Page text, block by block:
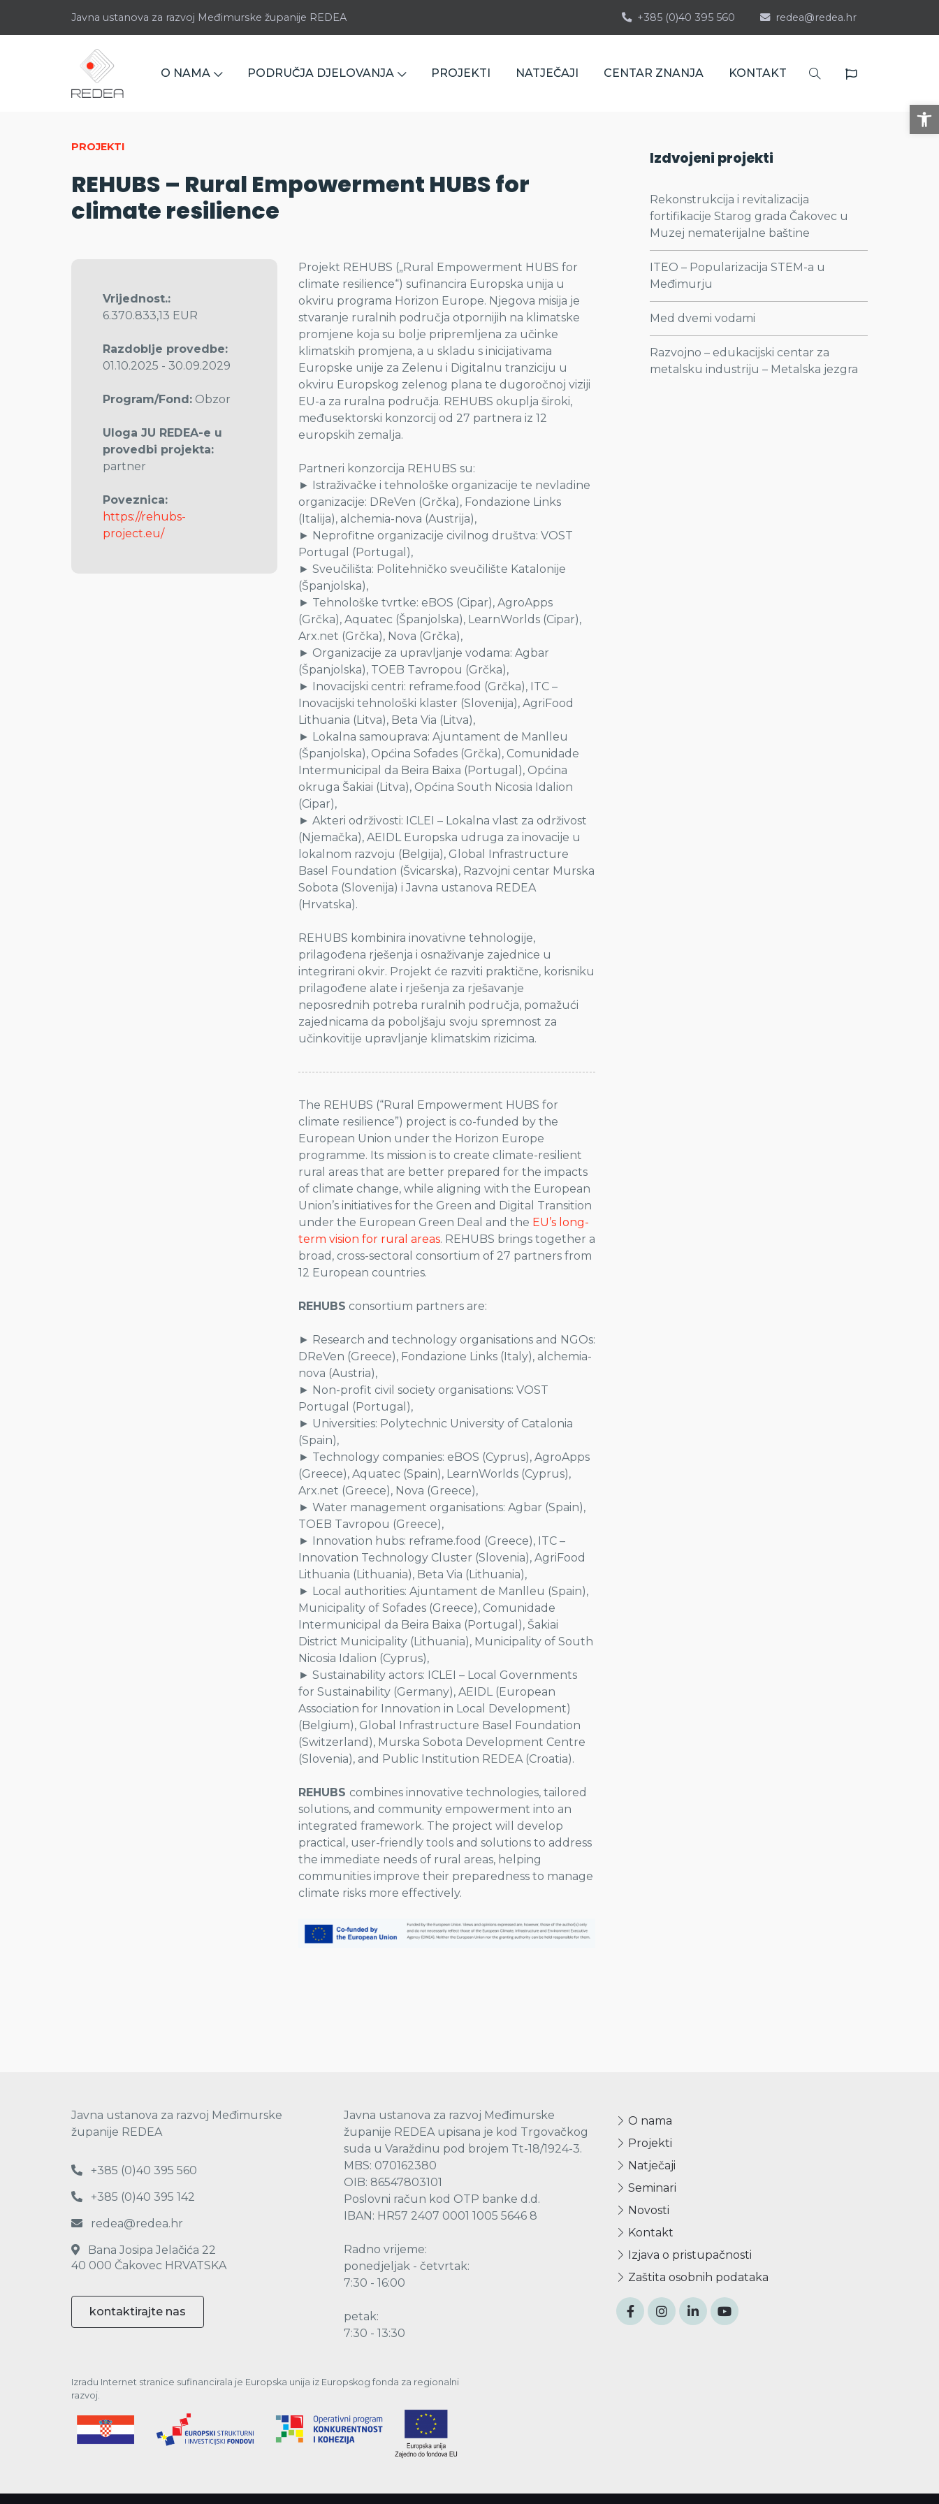
Javna ustanova za razvoj Međimurske županije REDEA +385 (0)40 395 560 redea@redea.hr
O NAMA PODRUČJA DJELOVANJA PROJEKTI NATJEČAJI CENTAR ZNANJA KONTAKT
PROJEKTI
REHUBS – Rural Empowerment HUBS for
climate resilience
Vrijednost.:
6.370.833,13 EUR
Razdoblje provedbe:
01.10.2025 - 30.09.2029
Program/Fond: Obzor
Uloga JU REDEA-e u
provedbi projekta:
partner
Poveznica:
https://rehubs-
project.eu/
Projekt REHUBS („Rural Empowerment HUBS for
climate resilience“) sufinancira Europska unija u
okviru programa Horizon Europe. Njegova misija je
stvaranje ruralnih područja otpornijih na klimatske
promjene koja su bolje pripremljena za učinke
klimatskih promjena, a u skladu s inicijativama
Europske unije za Zelenu i Digitalnu tranziciju u
okviru Europskog zelenog plana te dugoročnoj viziji
EU-a za ruralna područja. REHUBS okuplja široki,
međusektorski konzorcij od 27 partnera iz 12
europskih zemalja.
Partneri konzorcija REHUBS su:
► Istraživačke i tehnološke organizacije te nevladine
organizacije: DReVen (Grčka), Fondazione Links
(Italija), alchemia-nova (Austrija),
► Neprofitne organizacije civilnog društva: VOST
Portugal (Portugal),
► Sveučilišta: Politehničko sveučilište Katalonije
(Španjolska),
► Tehnološke tvrtke: eBOS (Cipar), AgroApps
(Grčka), Aquatec (Španjolska), LearnWorlds (Cipar),
Arx.net (Grčka), Nova (Grčka),
► Organizacije za upravljanje vodama: Agbar
(Španjolska), TOEB Tavropou (Grčka),
► Inovacijski centri: reframe.food (Grčka), ITC –
Inovacijski tehnološki klaster (Slovenija), AgriFood
Lithuania (Litva), Beta Via (Litva),
► Lokalna samouprava: Ajuntament de Manlleu
(Španjolska), Općina Sofades (Grčka), Comunidade
Intermunicipal da Beira Baixa (Portugal), Općina
okruga Šakiai (Litva), Općina South Nicosia Idalion
(Cipar),
► Akteri održivosti: ICLEI – Lokalna vlast za održivost
(Njemačka), AEIDL Europska udruga za inovacije u
lokalnom razvoju (Belgija), Global Infrastructure
Basel Foundation (Švicarska), Razvojni centar Murska
Sobota (Slovenija) i Javna ustanova REDEA
(Hrvatska).
REHUBS kombinira inovativne tehnologije,
prilagođena rješenja i osnaživanje zajednice u
integrirani okvir. Projekt će razviti praktične, korisniku
prilagođene alate i rješenja za rješavanje
neposrednih potreba ruralnih područja, pomažući
zajednicama da poboljšaju svoju spremnost za
učinkovitije upravljanje klimatskim rizicima.
The REHUBS (“Rural Empowerment HUBS for
climate resilience”) project is co-funded by the
European Union under the Horizon Europe
programme. Its mission is to create climate-resilient
rural areas that are better prepared for the impacts
of climate change, while aligning with the European
Union’s initiatives for the Green and Digital Transition
under the European Green Deal and the EU’s long-
term vision for rural areas. REHUBS brings together a
broad, cross-sectoral consortium of 27 partners from
12 European countries.
REHUBS consortium partners are:
► Research and technology organisations and NGOs:
DReVen (Greece), Fondazione Links (Italy), alchemia-
nova (Austria),
► Non-profit civil society organisations: VOST
Portugal (Portugal),
► Universities: Polytechnic University of Catalonia
(Spain),
► Technology companies: eBOS (Cyprus), AgroApps
(Greece), Aquatec (Spain), LearnWorlds (Cyprus),
Arx.net (Greece), Nova (Greece),
► Water management organisations: Agbar (Spain),
TOEB Tavropou (Greece),
► Innovation hubs: reframe.food (Greece), ITC –
Innovation Technology Cluster (Slovenia), AgriFood
Lithuania (Lithuania), Beta Via (Lithuania),
► Local authorities: Ajuntament de Manlleu (Spain),
Municipality of Sofades (Greece), Comunidade
Intermunicipal da Beira Baixa (Portugal), Šakiai
District Municipality (Lithuania), Municipality of South
Nicosia Idalion (Cyprus),
► Sustainability actors: ICLEI – Local Governments
for Sustainability (Germany), AEIDL (European
Association for Innovation in Local Development)
(Belgium), Global Infrastructure Basel Foundation
(Switzerland), Murska Sobota Development Centre
(Slovenia), and Public Institution REDEA (Croatia).
REHUBS combines innovative technologies, tailored
solutions, and community empowerment into an
integrated framework. The project will develop
practical, user-friendly tools and solutions to address
the immediate needs of rural areas, helping
communities improve their preparedness to manage
climate risks more effectively.
Izdvojeni projekti
Rekonstrukcija i revitalizacija
fortifikacije Starog grada Čakovec u
Muzej nematerijalne baštine
ITEO – Popularizacija STEM-a u
Međimurju
Med dvemi vodami
Razvojno – edukacijski centar za
metalsku industriju – Metalska jezgra
Javna ustanova za razvoj Međimurske
županije REDEA
+385 (0)40 395 560
+385 (0)40 395 142
redea@redea.hr
Bana Josipa Jelačića 22
40 000 Čakovec HRVATSKA
kontaktirajte nas
Javna ustanova za razvoj Međimurske
županije REDEA upisana je kod Trgovačkog
suda u Varaždinu pod brojem Tt-18/1924-3.
MBS: 070162380
OIB: 86547803101
Poslovni račun kod OTP banke d.d.
IBAN: HR57 2407 0001 1005 5646 8
Radno vrijeme:
ponedjeljak - četvrtak:
7:30 - 16:00
petak:
7:30 - 13:30
O nama
Projekti
Natječaji
Seminari
Novosti
Kontakt
Izjava o pristupačnosti
Zaštita osobnih podataka
Izradu Internet stranice sufinancirala je Europska unija iz Europskog fonda za regionalni
razvoj.